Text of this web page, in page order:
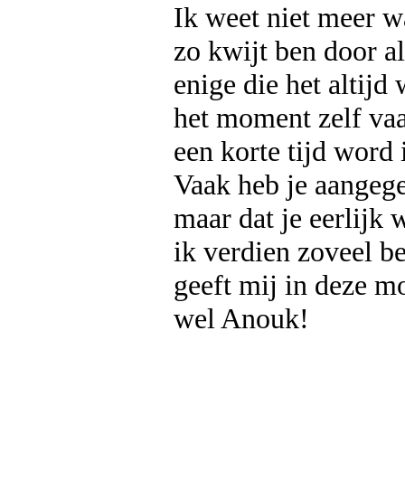
Ik weet niet meer
zo kwijt ben door
enige die het altijd
het moment zelf
een korte tijd word
Vaak heb je
maar dat je eerlijk
ik verdien zoveel
geeft mij in deze
wel Anouk!